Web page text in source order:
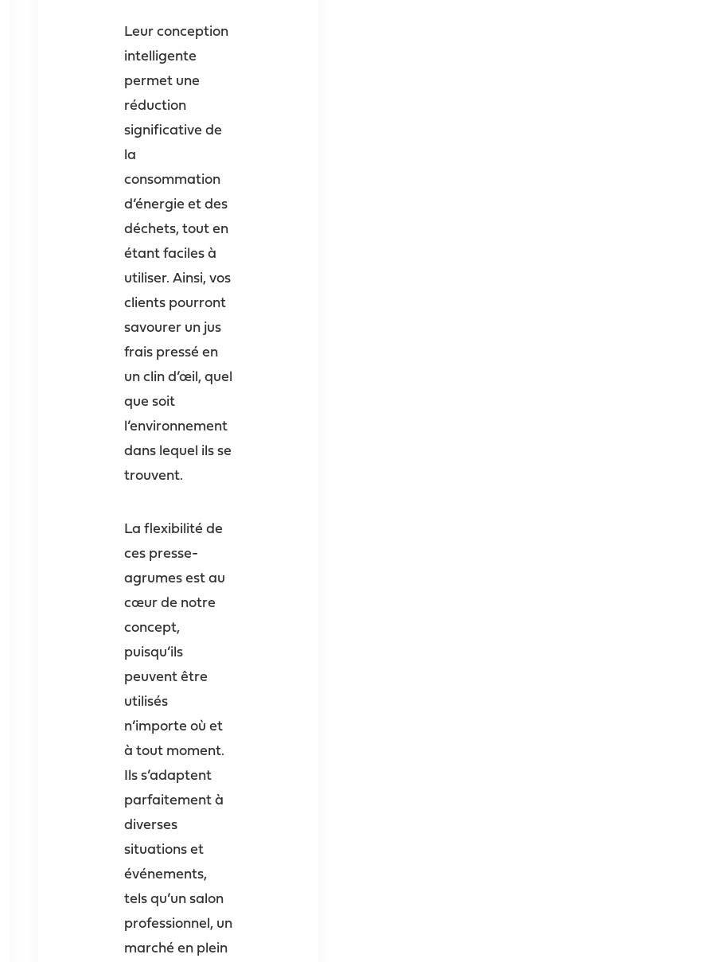
Leur conception
intelligente
permet une
réduction
significative de
la
consommation
d’énergie et des
déchets, tout en
étant faciles à
utiliser. Ainsi, vos
clients pourront
savourer un jus
frais pressé en
un clin d’œil, quel
que soit
l’environnement
dans lequel ils se
trouvent.
La flexibilité de
ces presse-
agrumes est au
cœur de notre
concept,
puisqu’ils
peuvent être
utilisés
n’importe où et
à tout moment.
Ils s’adaptent
parfaitement à
diverses
situations et
événements,
tels qu’un salon
professionnel, un
marché en plein